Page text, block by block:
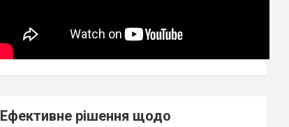
Ефективне рішення щодо